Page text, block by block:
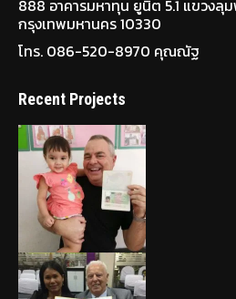
888 อาคารมหาทุน ยูนิต 5.1 แขวงลุ
กรุงเทพมหานคร 10330
โทร. 086-520-8970 คุณณัฐ
Recent Projects